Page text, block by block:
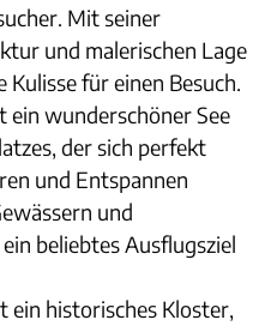
Mit seiner
und malerischen Lage
Kulisse für einen Besuch.
ein wunderschöner See
der sich perfekt
und Entspannen
und
beliebtes Ausflugsziel
ein historisches Kloster,